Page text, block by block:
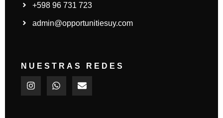
+598 96 731 723
admin@opportunitiesuy.com
NUESTRAS REDES
I
n
s
W
h
a
E
n
v